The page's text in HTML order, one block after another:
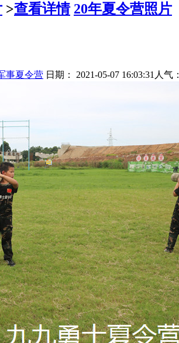
>查看详情 20年夏令营照片
事夏令营 日期： 2021-05-07 16:03:31人气：